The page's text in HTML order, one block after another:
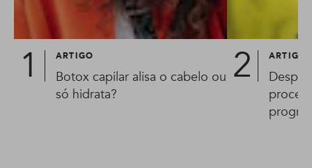
ARTIGO
Botox capilar alisa o cabelo ou
só hidrata?
ARTIGO